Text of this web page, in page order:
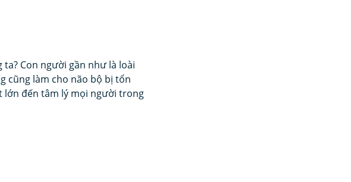
Con người gần như là loài
cũng làm cho não bộ bị tổn
lớn đến tâm lý mọi người trong